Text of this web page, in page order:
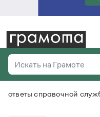
Искать на Грамоте
Справочная
Везде
ответы справочной